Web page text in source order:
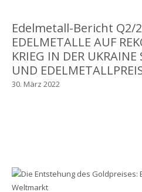
Edelmetall-Bericht Q2/
EDELMETALLE AUF
KRIEG IN DER
UND
30. März 2022